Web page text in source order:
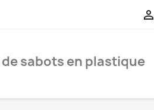

sabots en plastique